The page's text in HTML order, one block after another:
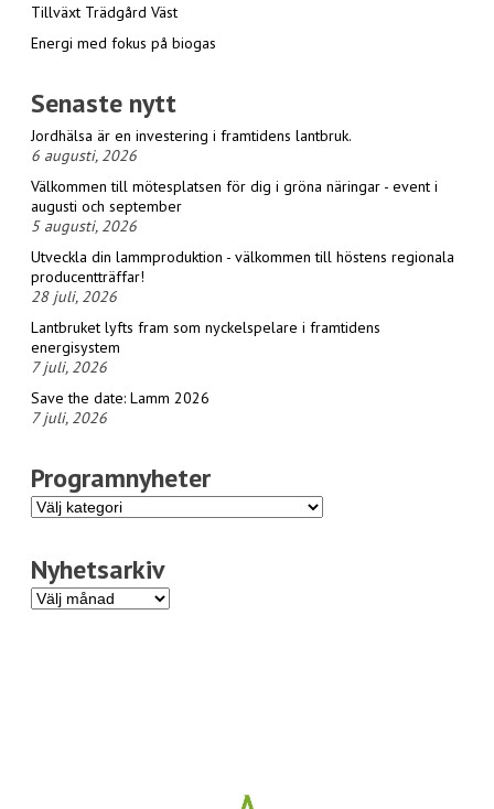
Tillväxt Trädgård Väst
Energi med fokus på biogas
Senaste nytt
Jordhälsa är en investering i framtidens lantbruk.
6 augusti, 2026
Välkommen till mötesplatsen för dig i gröna näringar - event i
augusti och september
5 augusti, 2026
Utveckla din lammproduktion - välkommen till höstens regionala
producentträffar!
28 juli, 2026
Lantbruket lyfts fram som nyckelspelare i framtidens
energisystem
7 juli, 2026
Save the date: Lamm 2026
7 juli, 2026
Programnyheter
Programnyheter
Nyhetsarkiv
Nyhetsarkiv